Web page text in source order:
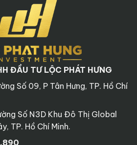
ĐẦU TƯ LỘC PHÁT HƯNG
Số 09, P Tân Hưng, TP. Hồ Chí
Số N3D Khu Đô Thị Global
TP. Hồ Chí Minh.